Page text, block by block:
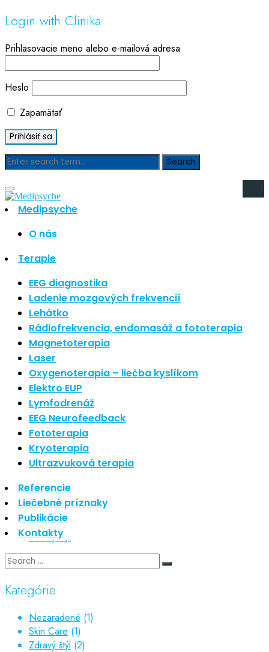
Login with Clinika
Prihlasovacie meno alebo e-mailová adresa
Heslo
Zapamätať
Medipsyche
O nás
Terapie
EEG diagnostika
Ladenie mozgových frekvencií
Lehátko
Rádiofrekvencia, endomasáž a fototerapia
Magnetoterapia
Laser
Oxygenoterapia – liečba kyslíkom
Elektro EUP
Lymfodrenáž
EEG Neurofeedback
Fototerapia
Kryoterapia
Ultrazvuková terapia
Referencie
Liečebné príznaky
Publikácie
Kontakty
Blog
Hľadať
Najnovšie články
Nové polarizované svetlo
So psoriázou netreba žiť
Rozšírenie služieb
Hudba a vývoj mozgu
Najnovšie komentáre
Žiadne komentáre na zobrazenie.
Archív
september 2021
apríl 2021
august 2020
Kategórie
Nezaradené
Skin Care
Zdravý štýl
Kategórie
Nezaradené (1)
Skin Care (1)
Zdravý štýl (2)